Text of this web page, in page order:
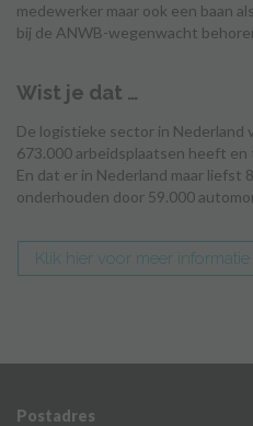
medewerker maar ook een baan
bij de ANWB-wegenwacht
Wist je dat …
De logistieke sector in Nederland
673.000 arbeidsplaatsen heeft
En dat er in Nederland maar liefst
onderhouden door 59.000
Klik hier voor meer
Postadres